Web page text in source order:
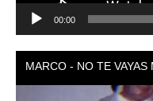
00:00